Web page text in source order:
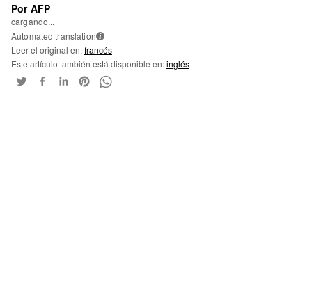
Por AFP
cargando...
Automated translation i
Leer el original en:francés
Este artículo también está disponible en:inglés